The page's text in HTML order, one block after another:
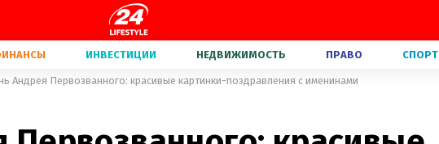
ИНВЕСТИЦИИ НЕДВИЖИМОСТЬ ПРАВО СПОРТ
Андрея Первозванного: красивые картинки-поздравления с именинами